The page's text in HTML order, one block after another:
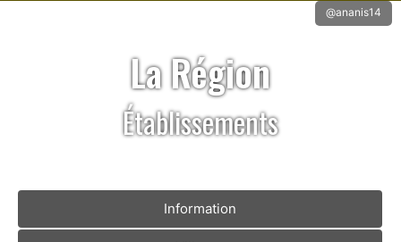
@ananis14
La Région
Établissements
Information